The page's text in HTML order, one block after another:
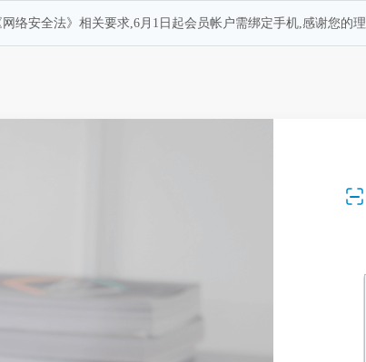
络安全法》相关要求,6月1日起会员帐户需绑定手机,感谢您的